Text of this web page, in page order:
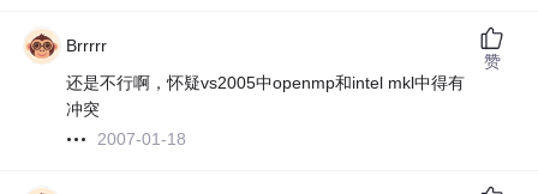
Brrrrr
还是不行啊，怀疑vs2005中openmp和intel mkl中得有
冲突
2007-01-18
赞